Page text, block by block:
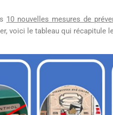
10 nouvelles mesures de
voici le tableau qui